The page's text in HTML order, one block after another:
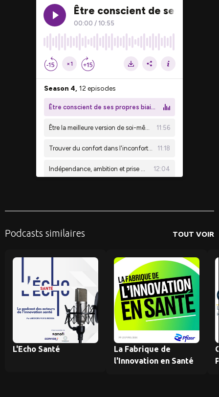
Podcasts similaires TOUT VOIR
L'Echo Santé
La Fabrique de
l'Innovation en Santé